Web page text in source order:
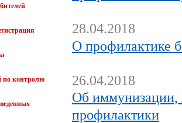
по контролю
28.04.2018
О профилактике
26.04.2018
Об иммунизации,
профилактики